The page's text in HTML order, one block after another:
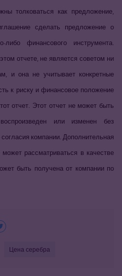
толковаться как предложение,
сделать предложение о
финансового инструмента.
отчете, не является советом ни
и она не учитывает конкретные
к риску и финансовое положение
отчет. Этот отчет не может быть
воспроизведен или изменен без
компании. Дополнительная
рассматриваться в качестве
быть получена от компании по
Цена серебра